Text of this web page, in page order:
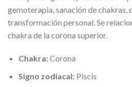
gemoterapia, sanación de chakras,
transformación personal. Se
chakra de la corona superior.
Chakra:Corona
Signo zodiacal: Piscis